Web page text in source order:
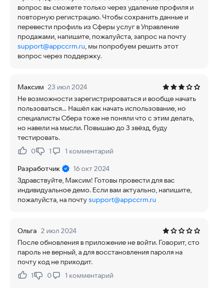
вопрос вы сможете только через удаление профиля и
повторную регистрацию. Чтобы сохранить данные и
перевести профиль из Сферы услуг в Управление
продажами, напишите, пожалуйста, запрос на почту
support@appccrm.ru, мы попробуем решить этот
вопрос через поддержку.
Максим 23 июл 2024
Не возможности зарегистрироваться и вообще начать
пользоваться... Нашёл как начать использование, но
специалисты Сбера тоже не поняли что с этим делать,
но навели на мысли. Повышаю до 3 звёзд, буду
тестировать.
Нравится:
0Не нравится:
1 1 комментарий
Разработчик
16 окт 2024
Здравствуйте, Максим! Готовы провести для вас
индивидуальное демо. Если вам актуально, напишите,
пожалуйста, на почту support@appccrm.ru
Ольга 2 июл 2024
После обновления в приложение не войти. Говорит, сто
пароль не верный, а для восстановления пароля на
почту код не приходит.
Нравится:
1Не нравится:
0 1 комментарий